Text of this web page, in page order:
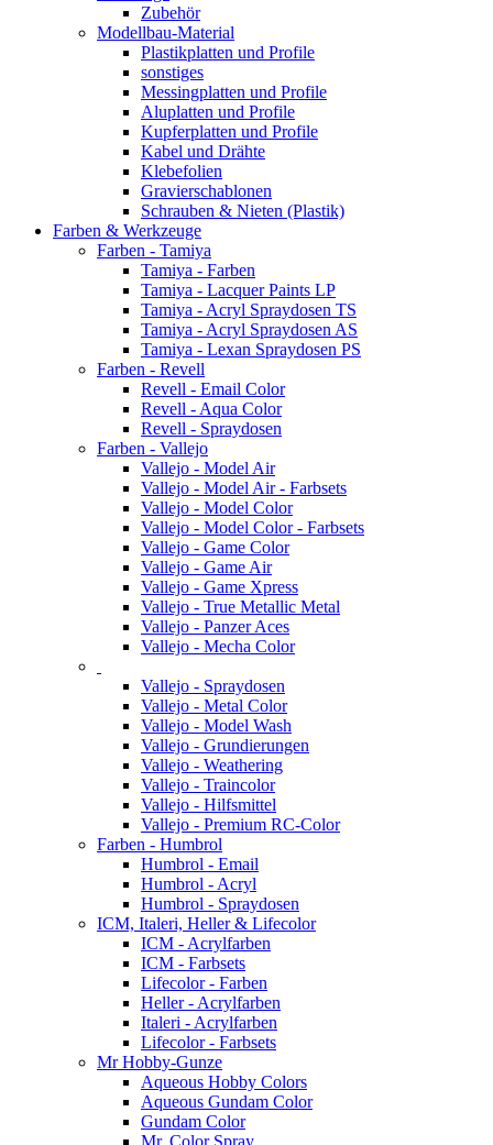
Zubehör
Modellbau-Material
Plastikplatten und Profile
sonstiges
Messingplatten und Profile
Aluplatten und Profile
Kupferplatten und Profile
Kabel und Drähte
Klebefolien
Gravierschablonen
Schrauben & Nieten (Plastik)
Farben & Werkzeuge
Farben - Tamiya
Tamiya - Farben
Tamiya - Lacquer Paints LP
Tamiya - Acryl Spraydosen TS
Tamiya - Acryl Spraydosen AS
Tamiya - Lexan Spraydosen PS
Farben - Revell
Revell - Email Color
Revell - Aqua Color
Revell - Spraydosen
Farben - Vallejo
Vallejo - Model Air
Vallejo - Model Air - Farbsets
Vallejo - Model Color
Vallejo - Model Color - Farbsets
Vallejo - Game Color
Vallejo - Game Air
Vallejo - Game Xpress
Vallejo - True Metallic Metal
Vallejo - Panzer Aces
Vallejo - Mecha Color
Vallejo - Spraydosen
Vallejo - Metal Color
Vallejo - Model Wash
Vallejo - Grundierungen
Vallejo - Weathering
Vallejo - Traincolor
Vallejo - Hilfsmittel
Vallejo - Premium RC-Color
Farben - Humbrol
Humbrol - Email
Humbrol - Acryl
Humbrol - Spraydosen
ICM, Italeri, Heller & Lifecolor
ICM - Acrylfarben
ICM - Farbsets
Lifecolor - Farben
Heller - Acrylfarben
Italeri - Acrylfarben
Lifecolor - Farbsets
Mr Hobby-Gunze
Aqueous Hobby Colors
Aqueous Gundam Color
Gundam Color
Mr. Color Spray